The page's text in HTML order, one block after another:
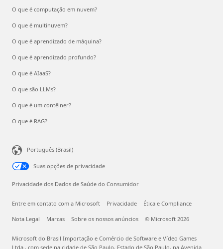
O que é computação em nuvem?
O que é multinuvem?
O que é aprendizado de máquina?
O que é aprendizado profundo?
O que é AIaaS?
O que são LLMs?
O que é um contêiner?
O que é RAG?
Português (Brasil)
Suas opções de privacidade
Privacidade dos Dados de Saúde do Consumidor
Entre em contato com a Microsoft Privacidade Ética e Compliance
Nota Legal Marcas Sobre os nossos anúncios © Microsoft 2026
Microsoft do Brasil Importação e Comércio de Software e Vídeo Games
Ltda., com sede na cidade de São Paulo, Estado de São Paulo, na Avenida